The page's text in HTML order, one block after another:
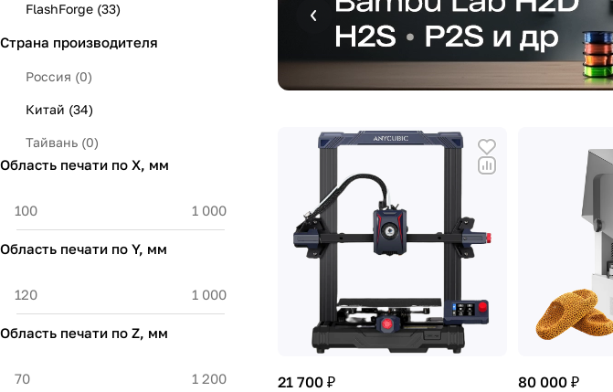
21 700 ₽ 80 000 ₽
FlashForge (33)
FLSUN(5)
Flying Bear
FYSETC(2)
Mellow(1)
Phrozen(1)
PICASO
Snapmaker
Sovol(2)
WonderMaker
Страна производителя
Россия (0)
Китай (34)
Тайвань (0)
Область печати по X, мм
Область печати по Y, мм
Область печати по Z, мм